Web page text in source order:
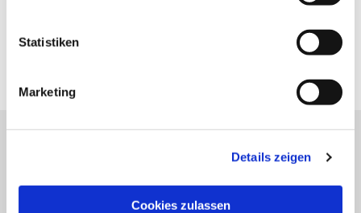
Statistiken
Marketing
Details zeigen
Cookies zulassen
Pfarrei St. Benedikt Teltow-Fläming